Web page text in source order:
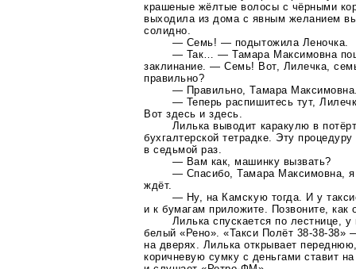
крашеные жёлтые волосы с чёрными
выходила из дома с явным желанием
солидно.
— Семь! — подытожила Леночка.
— Так… — Тамара Максимовна
заклинание. — Семь! Вот, Лилечка,
правильно?
— Правильно, Тамара
— Теперь распишитесь тут,
Вот здесь и здесь.
Лилька выводит каракулю в
бухгалтерской тетрадке. Эту
в седьмой раз.
— Вам как, машинку вызвать?
— Спасибо, Тамара Максимовна, я
ждёт.
— Ну, на Камскую тогда. И у
и к бумагам приложите. Позвоните, как
Лилька спускается по лестнице,
белый «Рено». «Такси Полёт 38-38-38»
на дверях. Лилька открывает
коричневую сумку с деньгами ставит